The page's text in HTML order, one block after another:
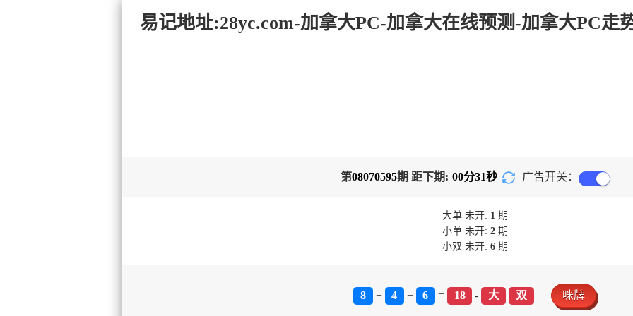
易记地址:28yc.com-加拿大PC-加拿大在线预测-加拿大PC走
第08070595期 距下期: 00分31秒 广告开关：
大单 未开: 1期
小单 未开: 2期
小双 未开: 6期
8 + 4 + 6 = 18 - 大 双 咪牌